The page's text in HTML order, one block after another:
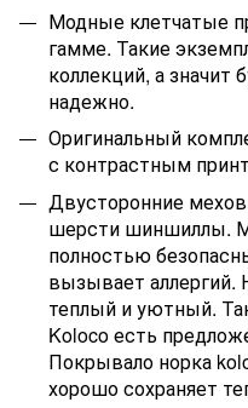
Модные клетчатые
гамме. Такие
коллекций, а значит
надежно.
Оригинальный
с контрастным
Двусторонние
шерсти шиншиллы.
полностью
вызывает аллергий.
теплый и уютный.
Koloco есть
Покрывало норка
хорошо сохраняет